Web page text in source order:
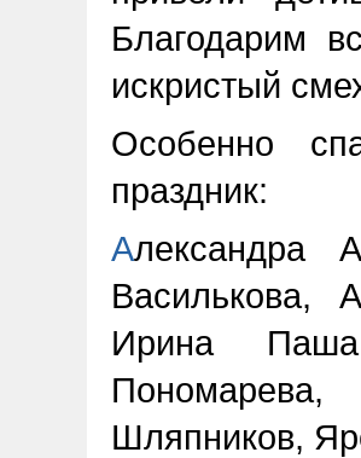
Благодарим
искристый
Особенно
праздник:
Александра
Василькова,
Ирина
Шляпников,